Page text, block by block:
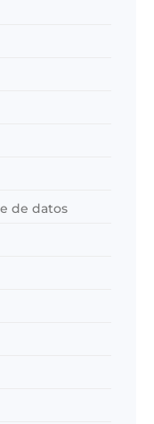
de datos